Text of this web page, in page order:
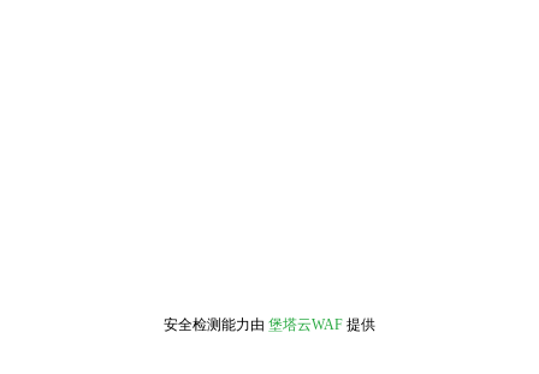
安全检测能力由 堡塔云WAF 提供